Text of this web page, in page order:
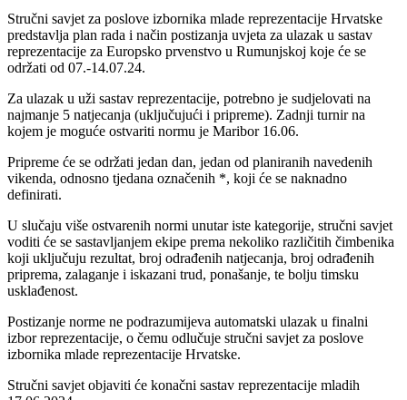
Stručni savjet za poslove izbornika mlade reprezentacije Hrvatske
predstavlja plan rada i način postizanja uvjeta za ulazak u sastav
reprezentacije za Europsko prvenstvo u Rumunjskoj koje će se
održati od 07.-14.07.24.
Za ulazak u uži sastav reprezentacije, potrebno je sudjelovati na
najmanje 5 natjecanja (uključujući i pripreme). Zadnji turnir na
kojem je moguće ostvariti normu je Maribor 16.06.
Pripreme će se održati jedan dan, jedan od planiranih navedenih
vikenda, odnosno tjedana označenih *, koji će se naknadno
definirati.
U slučaju više ostvarenih normi unutar iste kategorije, stručni savjet
voditi će se sastavljanjem ekipe prema nekoliko različitih čimbenika
koji uključuju rezultat, broj odrađenih natjecanja, broj odrađenih
priprema, zalaganje i iskazani trud, ponašanje, te bolju timsku
usklađenost.
Postizanje norme ne podrazumijeva automatski ulazak u finalni
izbor reprezentacije, o čemu odlučuje stručni savjet za poslove
izbornika mlade reprezentacije Hrvatske.
Stručni savjet objaviti će konačni sastav reprezentacije mladih